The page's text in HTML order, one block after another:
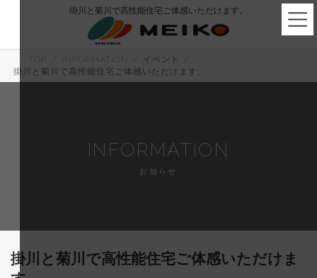
ス
ン
掛川と菊川で高性能住宅ご体感いただけます。
TOP INFORMATION
イベント
掛川と菊川で高性能住宅ご体感いただけます。
INFORMATION
お知らせ
掛川と菊川で高性能住宅ご体感いただけま